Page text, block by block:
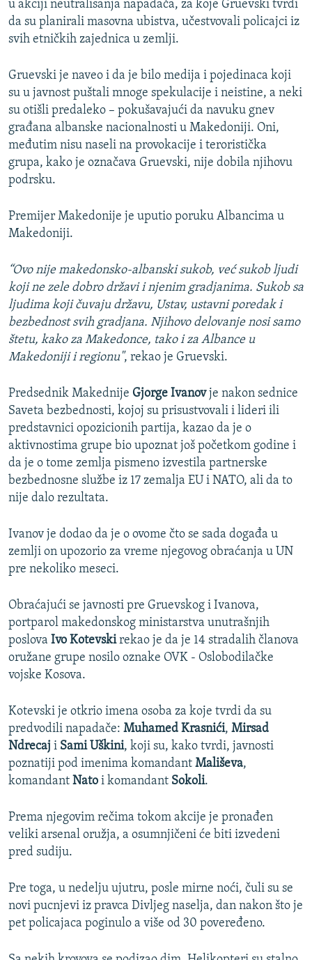
u akciji neutralisanja napadača, za koje Gruevski tvrdi
da su planirali masovna ubistva, učestvovali policajci iz
svih etničkih zajednica u zemlji.
Gruevski je naveo i da je bilo medija i pojedinaca koji
su u javnost puštali mnoge spekulacije i neistine, a neki
su otišli predaleko – pokušavajući da navuku gnev
građana albanske nacionalnosti u Makedoniji. Oni,
međutim nisu naseli na provokacije i teroristička
grupa, kako je označava Gruevski, nije dobila njihovu
podrsku.
Premijer Makedonije je uputio poruku Albancima u
Makedoniji.
“Ovo nije makedonsko-albanski sukob, već sukob ljudi
koji ne zele dobro državi i njenim gradjanima. Sukob sa
ljudima koji čuvaju državu, Ustav, ustavni poredak i
bezbednost svih gradjana. Njihovo delovanje nosi samo
štetu, kako za Makedonce, tako i za Albance u
Makedoniji i regionu", rekao je Gruevski.
Predsednik Makednije Gjorge Ivanovje nakon sednice
Saveta bezbednosti, kojoj su prisustvovali i lideri ili
predstavnici opozicionih partija, kazao da je o
aktivnostima grupe bio upoznat još početkom godine i
da je o tome zemlja pismeno izvestila partnerske
bezbednosne službe iz 17 zemalja EU i NATO, ali da to
nije dalo rezultata.
Ivanov je dodao da je o ovome čto se sada događa u
zemlji on upozorio za vreme njegovog obraćanja u UN
pre nekoliko meseci.
Obraćajući se javnosti pre Gruevskog i Ivanova,
portparol makedonskog ministarstva unutrašnjih
poslova Ivo Kotevskirekao je da je 14 stradalih članova
oružane grupe nosilo oznake OVK - Oslobodilačke
vojske Kosova.
Kotevski je otkrio imena osoba za koje tvrdi da su
predvodili napadače: Muhamed Krasnići, Mirsad
Ndrecaj i Sami Uškini, koji su, kako tvrdi, javnosti
poznatiji pod imenima komandant Mališeva,
komandant Nato i komandant Sokoli.
Prema njegovim rečima tokom akcije je pronađen
veliki arsenal oružja, a osumnjičeni će biti izvedeni
pred sudiju.
Pre toga, u nedelju ujutru, posle mirne noći, čuli su se
novi pucnjevi iz pravca Divljeg naselja, dan nakon što je
pet policajaca poginulo a više od 30 poveređeno.